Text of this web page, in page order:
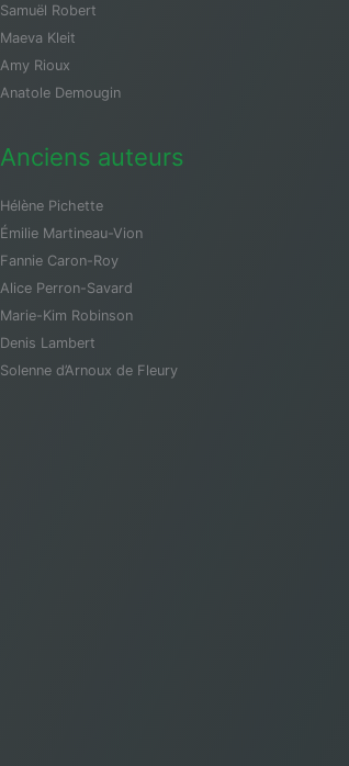
Samuël Robert
Maeva Kleit
Amy Rioux
Anatole Demougin
Anciens auteurs
Hélène Pichette
Émilie Martineau-Vion
Fannie Caron-Roy
Alice Perron-Savard
Marie-Kim Robinson
Denis Lambert
Solenne d’Arnoux de Fleury